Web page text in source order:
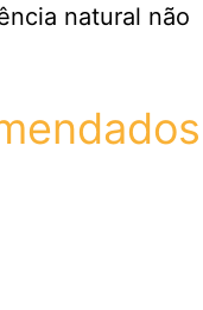
natural não